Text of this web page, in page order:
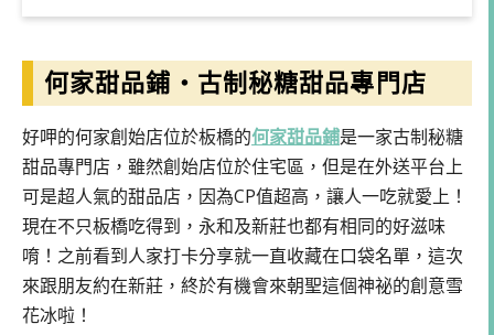
何家甜品鋪・古制秘糖甜品專門店
好呷的何家創始店位於板橋的何家甜品鋪是一家古制秘糖
甜品專門店，雖然創始店位於住宅區，但是在外送平台上
可是超人氣的甜品店，因為CP值超高，讓人一吃就愛上！
現在不只板橋吃得到，永和及新莊也都有相同的好滋味
唷！之前看到人家打卡分享就一直收藏在口袋名單，這次
來跟朋友約在新莊，終於有機會來朝聖這個神祕的創意雪
花冰啦！